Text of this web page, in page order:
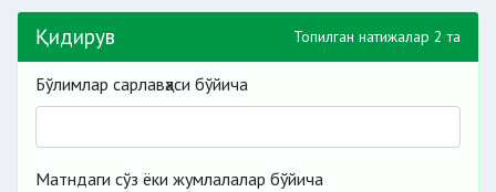
Қидирув Топилган натижалар 2 та
Бўлимлар сарлавҳаси бўйича
Матндаги сўз ёки жумлалалар бўйича